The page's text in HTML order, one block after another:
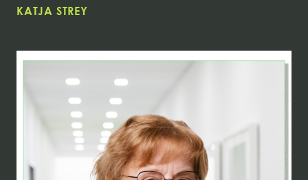
KATJA STREY